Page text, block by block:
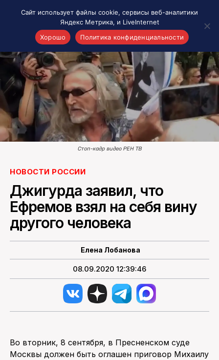
Акценты
Материалы о Рязани и области
Проекты 7 инфо
Здоровье
Интересное
Новости кино и ТВ
Новости России
Новости мира
Все материалы 7инфо
О НАС
ПОИСК ПО САЙТУ
Стоп-кадр видео РЕН ТВ
НОВОСТИ РОССИИ
Джигурда заявил, что
Ефремов взял на себя вину
другого человека
Елена Лобанова
08.09.2020 12:39:46
Во вторник, 8 сентября, в Пресненском суде
Москвы должен быть оглашен приговор Михаилу
Сайт использует файлы cookie, сервисы веб-аналитики
Яндекс Метрика, и LiveInternet
Хорошо
Политика конфиденциальности